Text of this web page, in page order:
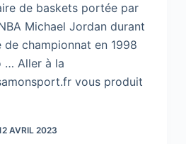
de baskets portée par
Michael Jordan durant
de championnat en 1998
… Aller à la
vous produit
AVRIL 2023